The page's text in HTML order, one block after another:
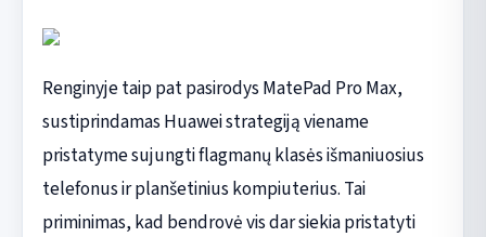
Renginyje taip pat pasirodys MatePad Pro Max,
sustiprindamas Huawei strategiją viename
pristatyme sujungti flagmanų klasės išmaniuosius
telefonus ir planšetinius kompiuterius. Tai
priminimas, kad bendrovė vis dar siekia pristatyti